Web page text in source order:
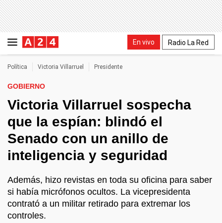
En vivo Radio La Red
Política Victoria Villarruel Presidente
GOBIERNO
Victoria Villarruel sospecha
que la espían: blindó el
Senado con un anillo de
inteligencia y seguridad
Además, hizo revistas en toda su oficina para saber
si había micrófonos ocultos. La vicepresidenta
contrató a un militar retirado para extremar los
controles.